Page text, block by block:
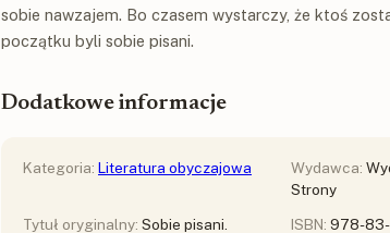
sobie nawzajem. Bo czasem wystarczy, że ktoś
początku byli sobie pisani.
Dodatkowe informacje
Kategoria: Literatura obyczajowa Wydawca:
Strony
Tytuł oryginalny: Sobie pisani.
ISBN: 978-